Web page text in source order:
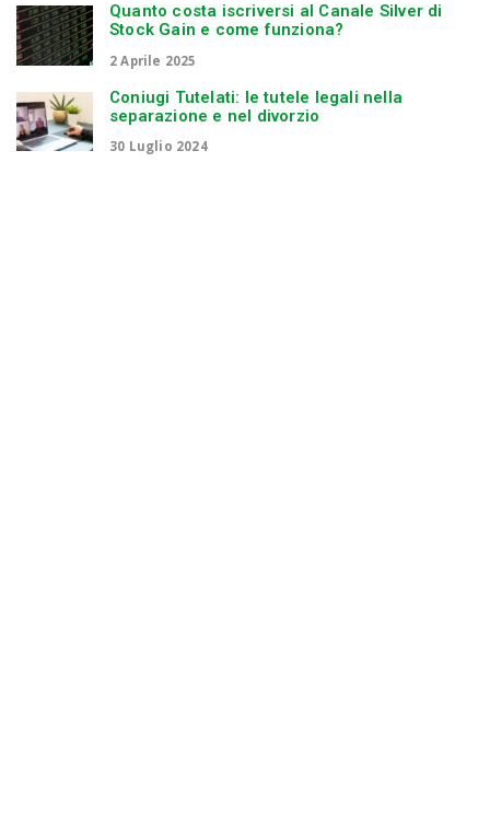
Quanto costa iscriversi al Canale Silver di
Stock Gain e come funziona?
2 Aprile 2025
Coniugi Tutelati: le tutele legali nella
separazione e nel divorzio
30 Luglio 2024